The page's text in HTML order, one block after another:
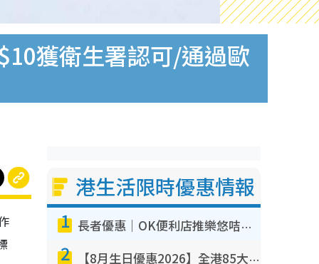
獲衛生署認可/通過歐
港生活限時優惠情報
1 長者優惠｜OK便利店推樂悠咭優惠！買麵包/牛奶/保健品拍卡即減
2 【8月生日優惠2026】全港85大食買玩著數攻略 自助餐/火鍋放題同行免費＋誠品/DONKI送現金券